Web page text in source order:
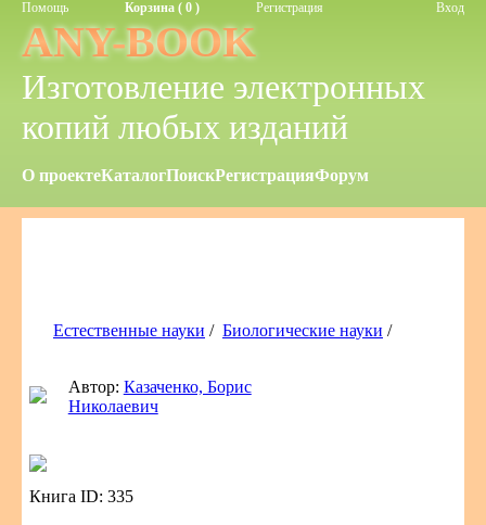
Помощь Корзина ( 0 ) Регистрация Вход
ANY-BOOK
Изготовление электронных
копий любых изданий
О проектеКаталогПоискРегистрацияФорум
Естественные науки / Биологические науки /
Автор: Казаченко, Борис
Николаевич
Книга ID: 335